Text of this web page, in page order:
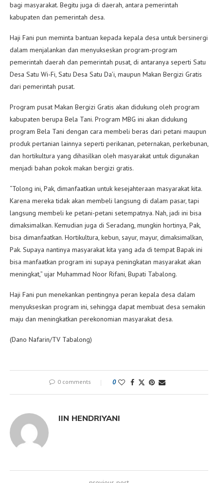
bagi masyarakat. Begitu juga di daerah, antara pemerintah
kabupaten dan pemerintah desa.
Haji Fani pun meminta bantuan kepada kepala desa untuk bersinergi
dalam menjalankan dan menyukseskan program-program
pemerintah daerah dan pemerintah pusat, di antaranya seperti Satu
Desa Satu Wi-Fi, Satu Desa Satu Da’i, maupun Makan Bergizi Gratis
dari pemerintah pusat.
Program pusat Makan Bergizi Gratis akan didukung oleh program
kabupaten berupa Bela Tani. Program MBG ini akan didukung
program Bela Tani dengan cara membeli beras dari petani maupun
produk pertanian lainnya seperti perikanan, peternakan, perkebunan,
dan hortikultura yang dihasilkan oleh masyarakat untuk digunakan
menjadi bahan pokok makan bergizi gratis.
“Tolong ini, Pak, dimanfaatkan untuk kesejahteraan masyarakat kita.
Karena mereka tidak akan membeli langsung di dalam pasar, tapi
langsung membeli ke petani-petani setempatnya. Nah, jadi ini bisa
dimaksimalkan. Kemudian juga di Seradang, mungkin hortinya, Pak,
bisa dimanfaatkan. Hortikultura, kebun, sayur, mayur, dimaksimalkan,
Pak. Supaya nantinya masyarakat kita yang ada di tempat Bapak ini
bisa manfaatkan program ini supaya peningkatan masyarakat akan
meningkat,” ujar Muhammad Noor Rifani, Bupati Tabalong.
Haji Fani pun menekankan pentingnya peran kepala desa dalam
menyukseskan program ini, sehingga dapat membuat desa semakin
maju dan meningkatkan perekonomian masyarakat desa.
(Dano Nafarin/TV Tabalong)
0 comments 0
IIN HENDRIYANI